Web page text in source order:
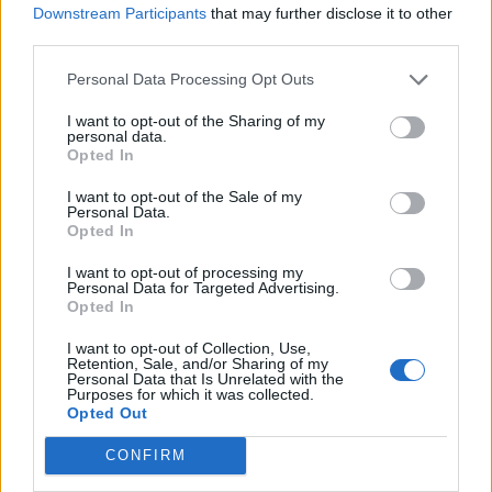
Downstream Participants that may further disclose it to other
Personal Data Processing Opt Outs
I want to opt-out of the Sharing of my
personal data.
Opted In
I want to opt-out of the Sale of my
Personal Data.
Opted In
I want to opt-out of processing my
Personal Data for Targeted Advertising.
Opted In
I want to opt-out of Collection, Use,
Retention, Sale, and/or Sharing of my
Personal Data that Is Unrelated with the
Purposes for which it was collected.
Opted Out
CONFIRM
Deloitte Ελλάδος: Χρηματοοικονομικός σύμβουλος
ενέργειας
07/08/2026 - 16:38
Στρατηγική επένδυση του EFA GROUP στη Fractal
για την ανάπτυξη προηγμένων αμυντικών
τεχνολογιών
07/08/2026 - 16:11 ΕΠΙΧΕΙΡΗΣΕΙΣ
Συνάλλαγμα: Το ευρώ ενισχύεται 0,08%, στα
07/08/2026 - 15:45 ΟΙΚΟΝΟΜΙΑ
Χρηματιστήριο: Στις 2.623,19 μονάδες ο Γενικός
Δείκτης Τιμών, με άνοδο 0,57%
07/08/2026 - 15:21 ΟΙΚΟΝΟΜΙΑ